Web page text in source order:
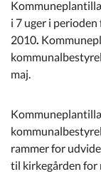
Om
i 7 uger i
2010.
maj.
rammer for
til kirkegården for